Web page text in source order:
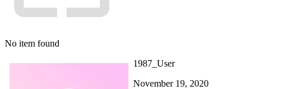
No item found
1987_User
November 19, 2020